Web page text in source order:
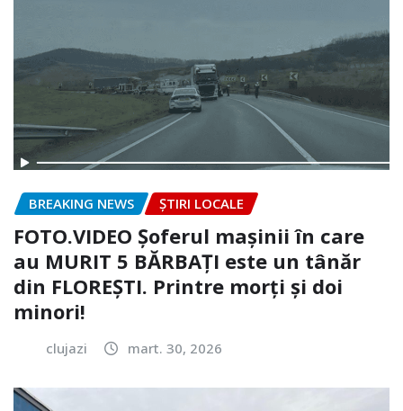
BREAKING NEWS ȘTIRI LOCALE
FOTO.VIDEO Șoferul mașinii în care
au MURIT 5 BĂRBAȚI este un tânăr
din FLOREȘTI. Printre morți și doi
minori!
clujazi mart. 30, 2026